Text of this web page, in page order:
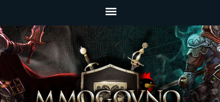
Главное
меню
Jump to navigation